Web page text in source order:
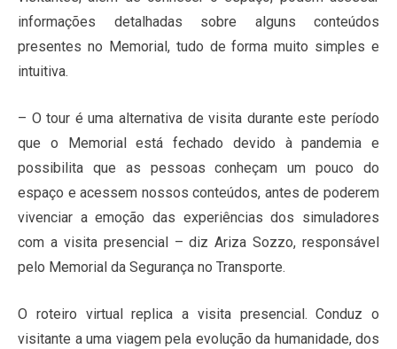
informações detalhadas sobre alguns conteúdos
presentes no Memorial, tudo de forma muito simples e
intuitiva.
– O tour é uma alternativa de visita durante este período
que o Memorial está fechado devido à pandemia e
possibilita que as pessoas conheçam um pouco do
espaço e acessem nossos conteúdos, antes de poderem
vivenciar a emoção das experiências dos simuladores
com a visita presencial – diz Ariza Sozzo, responsável
pelo Memorial da Segurança no Transporte.
O roteiro virtual replica a visita presencial. Conduz o
visitante a uma viagem pela evolução da humanidade, dos